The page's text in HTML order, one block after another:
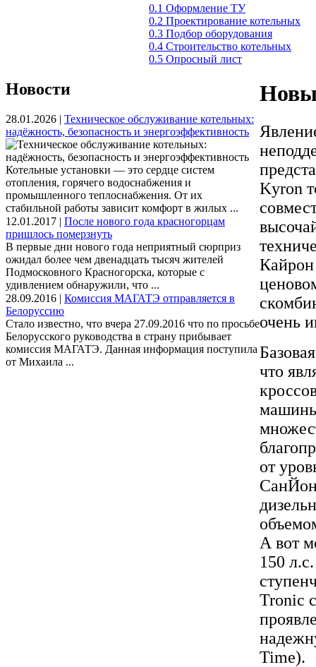
0.1 Оформление ТУ
0.2 Проектирование котельных
0.3 Подбор оборудования
0.4 Строительство котельных
0.5 Опросный лист
Новости
28.01.2026 | Техническое обслуживание котельных:
надёжность, безопасность и энергоэффективность
Котельные установки — это сердце систем
отопления, горячего водоснабжения и
промышленного теплоснабжения. От их
стабильной работы зависит комфорт в жилых ...
12.01.2017 | После нового года красногорцам
пришлось померзнуть
В первые дни нового года неприятный сюрприз
ожидал более чем двенадцать тысяч жителей
Подмосковного Красногорска, которые с
удивлением обнаружили, что ...
28.09.2016 | Комиссия МАГАТЭ отправляется в
Белоруссию
Стало известно, что вчера 27.09.2016 что по просьбе
Белорусского руководства в страну прибывает
комиссия МАГАТЭ. Данная информация поступила
от Михаила ...
Kyron
Кайрон
очень
что
от
А вот
150
Tronic
Time).